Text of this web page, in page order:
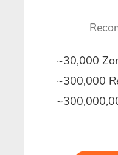
~30,000
~300,000